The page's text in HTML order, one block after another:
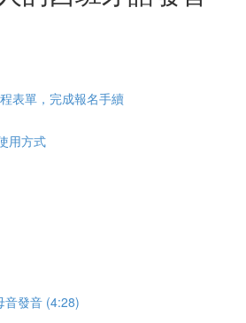
表單，完成報名手續
用方式
音發音 (4:28)